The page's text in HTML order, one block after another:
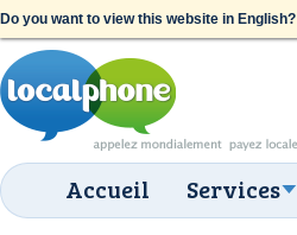
Do you want to view this website in English?
Accueil Services